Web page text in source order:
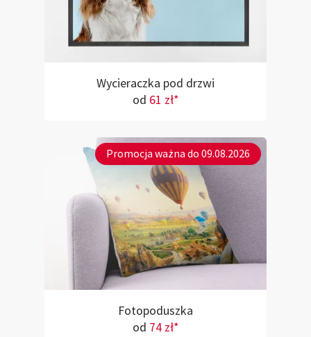
Wycieraczka pod drzwi
od 61 zł*
Promocja ważna do 09.08.2026
Fotopoduszka
od 74 zł*